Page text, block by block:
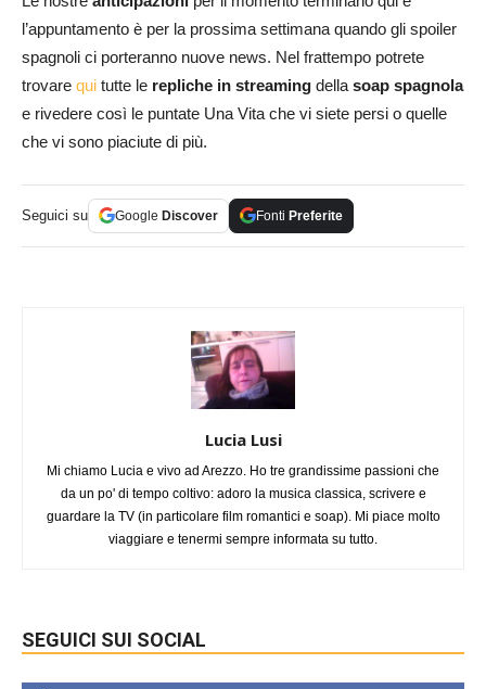
l’appuntamento è per la prossima settimana quando gli spoiler
spagnoli ci porteranno nuove news. Nel frattempo potrete
trovare qui tutte le repliche in streaming della soap spagnola
e rivedere così le puntate Una Vita che vi siete persi o quelle
che vi sono piaciute di più.
Seguici su Google Discover Fonti Preferite
Lucia Lusi
Mi chiamo Lucia e vivo ad Arezzo. Ho tre grandissime passioni che
da un po' di tempo coltivo: adoro la musica classica, scrivere e
guardare la TV (in particolare film romantici e soap). Mi piace molto
viaggiare e tenermi sempre informata su tutto.
SEGUICI SUI SOCIAL